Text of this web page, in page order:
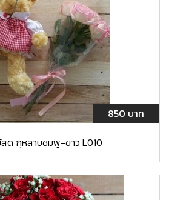
850 บาท
ด กุหลาบชมพู-ขาว L010